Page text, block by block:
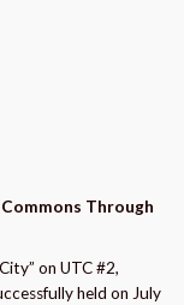
Through
on UTC #2,
held on July